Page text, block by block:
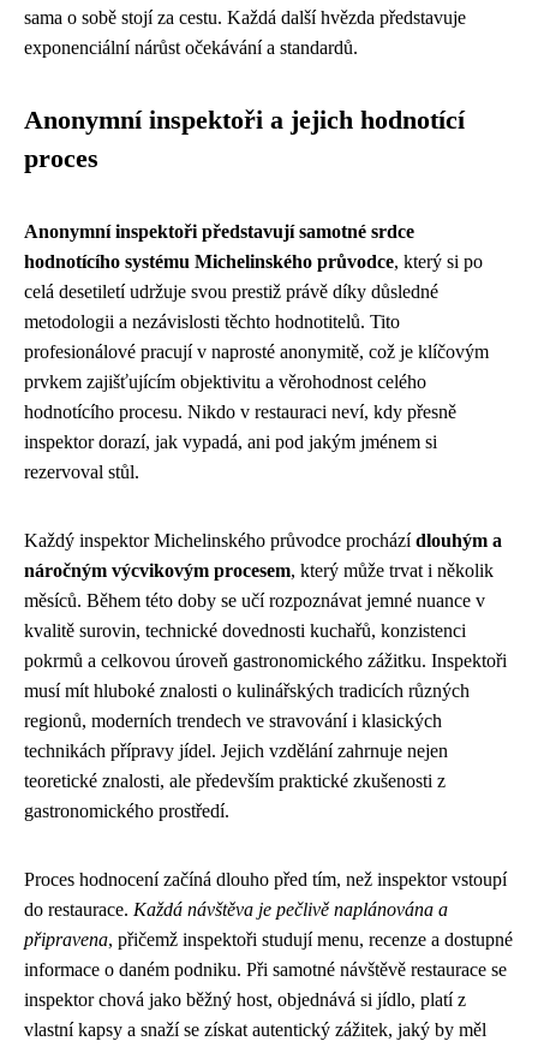
sama o sobě stojí za cestu. Každá další hvězda představuje
exponenciální nárůst očekávání a standardů.
Anonymní inspektoři a jejich hodnotící
proces
Anonymní inspektoři představují samotné srdce
hodnotícího systému Michelinského průvodce, který si po
celá desetiletí udržuje svou prestiž právě díky důsledné
metodologii a nezávislosti těchto hodnotitelů. Tito
profesionálové pracují v naprosté anonymitě, což je klíčovým
prvkem zajišťujícím objektivitu a věrohodnost celého
hodnotícího procesu. Nikdo v restauraci neví, kdy přesně
inspektor dorazí, jak vypadá, ani pod jakým jménem si
rezervoval stůl.
Každý inspektor Michelinského průvodce procházídlouhým a
náročným výcvikovým procesem, který může trvat i několik
měsíců. Během této doby se učí rozpoznávat jemné nuance v
kvalitě surovin, technické dovednosti kuchařů, konzistenci
pokrmů a celkovou úroveň gastronomického zážitku. Inspektoři
musí mít hluboké znalosti o kulinářských tradicích různých
regionů, moderních trendech ve stravování i klasických
technikách přípravy jídel. Jejich vzdělání zahrnuje nejen
teoretické znalosti, ale především praktické zkušenosti z
gastronomického prostředí.
Proces hodnocení začíná dlouho před tím, než inspektor vstoupí
do restaurace. Každá návštěva je pečlivě naplánována a
připravena, přičemž inspektoři studují menu, recenze a dostupné
informace o daném podniku. Při samotné návštěvě restaurace se
inspektor chová jako běžný host, objednává si jídlo, platí z
vlastní kapsy a snaží se získat autentický zážitek, jaký by měl